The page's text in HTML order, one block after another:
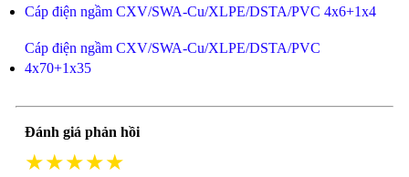
Cáp điện ngầm CXV/SWA-Cu/XLPE/DSTA/PVC 4x6+1x4
Cáp điện ngầm CXV/SWA-Cu/XLPE/DSTA/PVC
4x70+1x35
Đánh giá phản hồi
★★★★★